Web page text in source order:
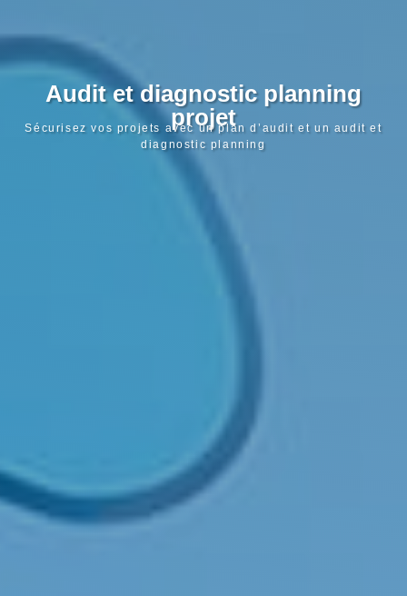
Audit et diagnostic planning
projet
Sécurisez vos projets avec un plan d’audit et un audit et
diagnostic planning